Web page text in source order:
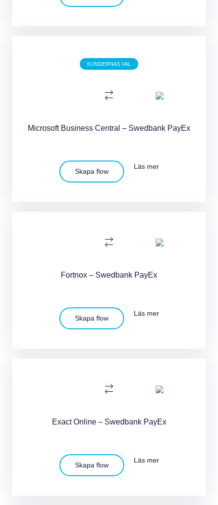
KUNDERNAS VAL
Microsoft Business Central – Swedbank PayEx
Skapa flow
Läs mer
Fortnox – Swedbank PayEx
Skapa flow
Läs mer
Exact Online – Swedbank PayEx
Skapa flow
Läs mer